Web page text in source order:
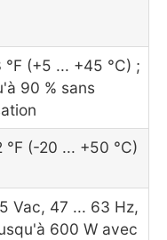
°F (+5 ... +45 °C) ;
90 % sans
°F (-20 ... +50 °C)
Vac, 47 ... 63 Hz,
600 W avec